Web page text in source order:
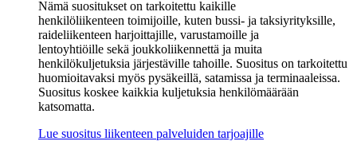
Nämä suositukset on tarkoitettu kaikille
henkilöliikenteen toimijoille, kuten bussi- ja taksiyrityksille,
raideliikenteen harjoittajille, varustamoille ja
lentoyhtiöille sekä joukkoliikennettä ja muita
henkilökuljetuksia järjestäville tahoille. Suositus on tarkoitettu
huomioitavaksi myös pysäkeillä, satamissa ja terminaaleissa.
Suositus koskee kaikkia kuljetuksia henkilömäärään
katsomatta.
Lue suositus liikenteen palveluiden tarjoajille